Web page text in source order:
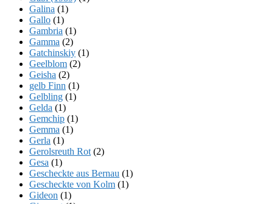
Galina (1)
Gallo (1)
Gambria (1)
Gamma (2)
Gatchinskiy (1)
Geelblom (2)
Geisha (2)
gelb Finn (1)
Gelbling (1)
Gelda (1)
Gemchip (1)
Gemma (1)
Gerla (1)
Gerolsreuth Rot (2)
Gesa (1)
Gescheckte aus Bernau (1)
Gescheckte von Kolm (1)
Gideon (1)